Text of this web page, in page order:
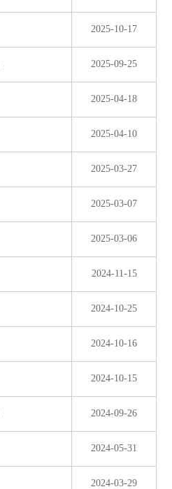
2025-10-17
2025-09-25
2025-04-18
2025-04-10
2025-03-27
2025-03-07
2025-03-06
2024-11-15
2024-10-25
2024-10-16
2024-10-15
2024-09-26
2024-05-31
2024-03-29